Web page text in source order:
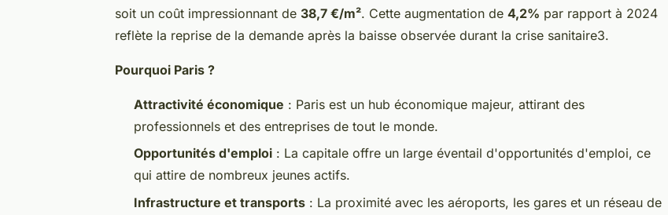
soit un coût impressionnant de 38,7 €/m². Cette augmentation de 4,2% par rapport à 2024
reflète la reprise de la demande après la baisse observée durant la crise sanitaire3.
Pourquoi Paris ?
Attractivité économique : Paris est un hub économique majeur, attirant des
professionnels et des entreprises de tout le monde.
Opportunités d'emploi : La capitale offre un large éventail d'opportunités d'emploi, ce
qui attire de nombreux jeunes actifs.
Infrastructure et transports : La proximité avec les aéroports, les gares et un réseau de